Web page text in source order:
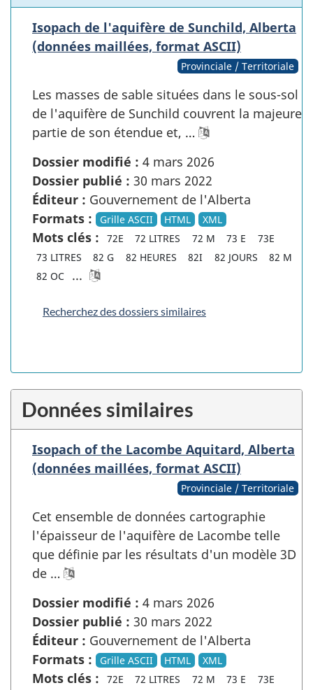
Isopach de l'aquifère de Sunchild, Alberta
(données maillées, format ASCII)
Provinciale / Territoriale
Les masses de sable situées dans le sous-sol
de l'aquifère de Sunchild couvrent la majeure
partie de son étendue et, …
Dossier modifié : 4 mars 2026
Dossier publié : 30 mars 2022
Éditeur : Gouvernement de l'Alberta
Formats :
Grille ASCII HTML XML
Mots clés : 72E 72 LITRES 72 M 73 E
73E
73 LITRES
82 G 82 HEURES 82I 82 JOURS
82 M
82 OC
...
Recherchez des dossiers similaires
Données similaires
Isopach of the Lacombe Aquitard, Alberta
(données maillées, format ASCII)
Provinciale / Territoriale
Cet ensemble de données cartographie
l'épaisseur de l'aquifère de Lacombe telle
que définie par les résultats d'un modèle 3D
de …
Dossier modifié : 4 mars 2026
Dossier publié : 30 mars 2022
Éditeur : Gouvernement de l'Alberta
Formats :
Grille ASCII HTML XML
Mots clés : 72E 72 LITRES 72 M 73 E
73E